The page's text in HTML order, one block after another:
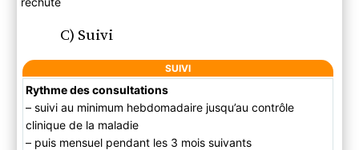
C) Suivi
SUIVI
Rythme des consultations
– suivi au minimum hebdomadaire jusqu’au contrôle
clinique de la maladie
– puis mensuel pendant les 3 mois suivants